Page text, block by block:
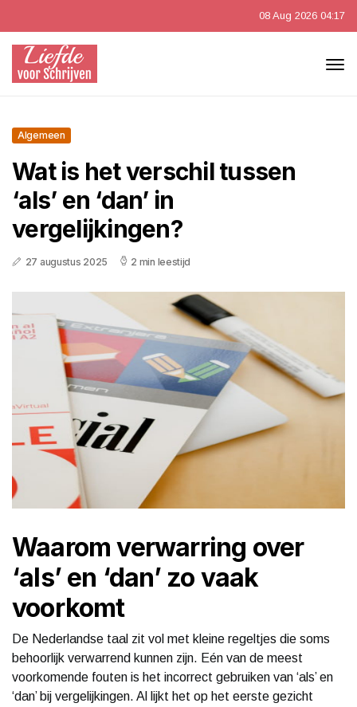
08 Aug 2026 04:17
Algemeen
Wat is het verschil tussen
‘als’ en ‘dan’ in
vergelijkingen?
27 augustus 2025 2 min leestijd
Waarom verwarring over
‘als’ en ‘dan’ zo vaak
voorkomt
De Nederlandse taal zit vol met kleine regeltjes die soms
behoorlijk verwarrend kunnen zijn. Eén van de meest
voorkomende fouten is het incorrect gebruiken van ‘als’ en
‘dan’ bij vergelijkingen. Al lijkt het op het eerste gezicht